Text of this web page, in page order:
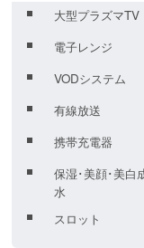
大型プラズマTV
電子レンジ
VODシステム
有線放送
携帯充電器
保湿･美顔･美白
水
スロット